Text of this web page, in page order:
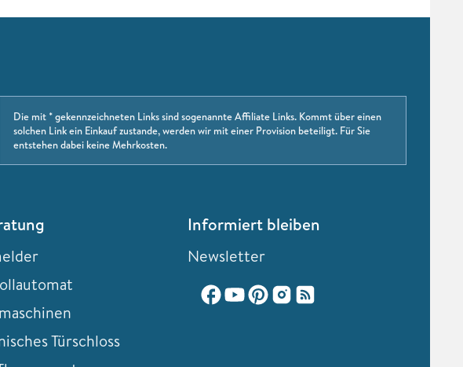
Die mit * gekennzeichneten Links sind sogenannte Affiliate Links. Kommt über einen
solchen Link ein Einkauf zustande, werden wir mit einer Provision beteiligt. Für Sie
entstehen dabei keine Mehrkosten.
Türschloss
Informiert bleiben
Newsletter